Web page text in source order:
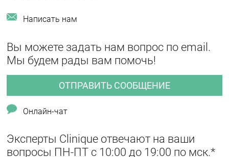
Написать нам
Вы можете задать нам вопрос по email.
Мы будем рады вам помочь!
ОТПРАВИТЬ СООБЩЕНИЕ
Онлайн-чат
Эксперты Clinique отвечают на ваши
вопросы ПН-ПТ с 10:00 до 19:00 по мск.*